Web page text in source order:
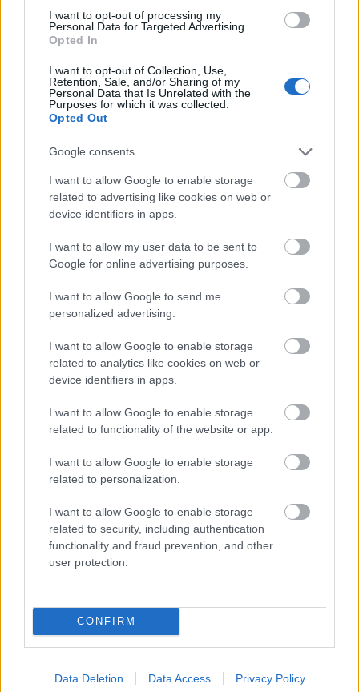
I want to opt-out of processing my
Personal Data for Targeted Advertising.
Opted In
I want to opt-out of Collection, Use,
Retention, Sale, and/or Sharing of my
Personal Data that Is Unrelated with the
Purposes for which it was collected.
Opted Out
Google consents
I want to allow Google to enable storage
related to advertising like cookies on web or
device identifiers in apps.
I want to allow my user data to be sent to
Google for online advertising purposes.
I want to allow Google to send me
personalized advertising.
I want to allow Google to enable storage
related to analytics like cookies on web or
device identifiers in apps.
I want to allow Google to enable storage
related to functionality of the website or app.
I want to allow Google to enable storage
related to personalization.
I want to allow Google to enable storage
related to security, including authentication
functionality and fraud prevention, and other
user protection.
CONFIRM
Data Deletion Data Access Privacy Policy
Tilaa uutiskirjeemme
LUETUIMMAT